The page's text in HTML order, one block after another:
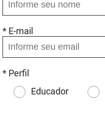
* E-mail
* Perfil
Educador